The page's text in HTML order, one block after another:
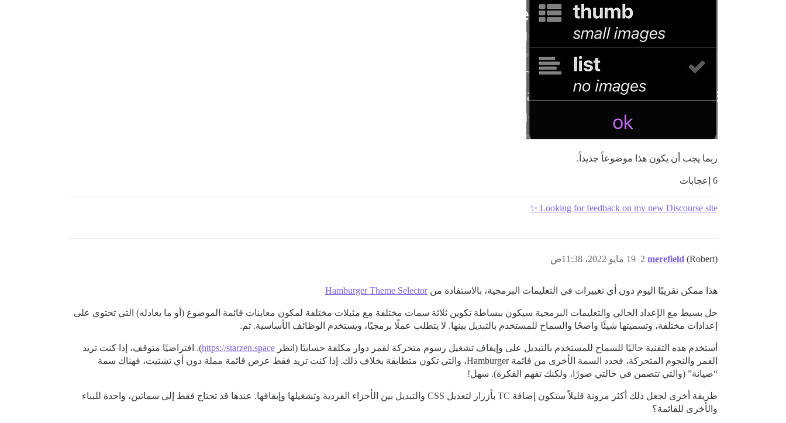
ربما يجب أن يكون هذا موضوعاً جديداً.
6 إعجابات
Looking for feedback on my new Discourse site ✨
merefield (Robert) 19 مايو 2022، 11:38ص 2
هذا ممكن تقريبًا اليوم دون أي تغييرات في التعليمات البرمجية، بالاستفادة منHamburger Theme Selector
حل بسيط مع الإعداد الحالي والتعليمات البرمجية سيكون ببساطة تكوين ثلاثة سمات مختلفة مع مثيلات مختلفة لمكون معاينات قائمة الموضوع (أو ما يعادله) التي تحتوي على
إعدادات مختلفة، وتسميتها شيئًا واضحًا والسماح للمستخدم بالتبديل بينها. لا يتطلب عملًا برمجيًا، ويستخدم الوظائف الأساسية. تم.
أستخدم هذه التقنية حاليًا للسماح للمستخدم بالتبديل على وإيقاف تشغيل رسوم متحركة لقمر دوار مكلفة حسابيًا (انظر https://starzen.space). افتراضيًا متوقف، إذا كنت تريد
القمر والنجوم المتحركة، فحدد السمة الأخرى من قائمة Hamburger، والتي تكون متطابقة بخلاف ذلك. إذا كنت تريد فقط عرض قائمة مملة دون أي تشتيت، فهناك سمة
“صيانة” (والتي تتضمن في حالتي صورًا، ولكنك تفهم الفكرة). سهل!
طريقة أخرى لجعل ذلك أكثر مرونة قليلاً ستكون إضافة TC بأزرار لتعديل CSS والتبديل بين الأجزاء الفردية وتشغيلها وإيقافها. عندها قد تحتاج فقط إلى سماتين، واحدة للبناء
والأخرى للقائمة؟